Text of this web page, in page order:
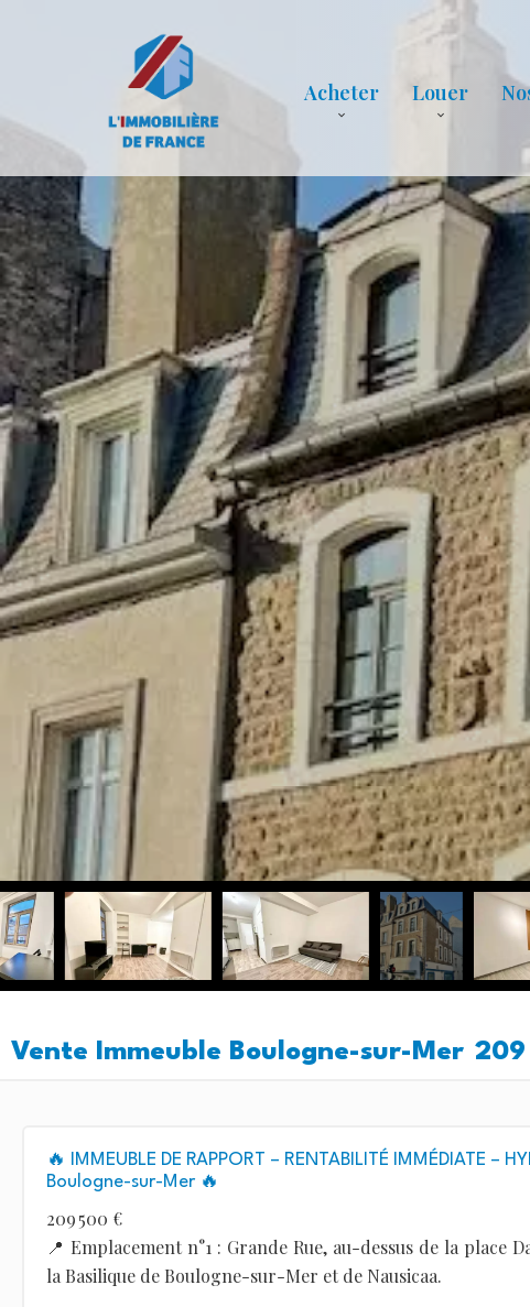
Acheter Louer
Vente Immeuble Boulogne-sur-Mer 209
🔥 IMMEUBLE DE RAPPORT – RENTABILITÉ IMMÉDIATE –
Boulogne-sur-Mer 🔥
209 500 €
📍 Emplacement n°1 : Grande Rue, au-dessus de la place
la Basilique de Boulogne-sur-Mer et de Nausicaa.